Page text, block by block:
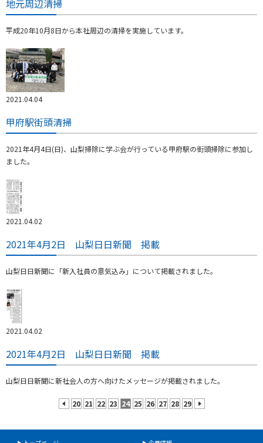
地元周辺清掃
平成20年10月8日から本社周辺の清掃を実施しています。
2021.04.04
甲府駅街頭清掃
2021年4月4日(日)、山梨掃除に学ぶ会が行っている甲府駅の街頭掃除に参加し
ました。
2021.04.02
2021年4月2日 山梨日日新聞 掲載
山梨日日新聞に「新入社員の意気込み」について掲載されました。
2021.04.02
2021年4月2日 山梨日日新聞 掲載
山梨日日新聞に新社会人の方へ向けたメッセージが掲載されました。
20 21 22 23 24 25 26 27 28 29